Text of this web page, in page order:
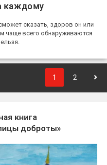
каждому
сказать, здоров он или
чаще всего обнаруживаются
1 2
книга
доброты»